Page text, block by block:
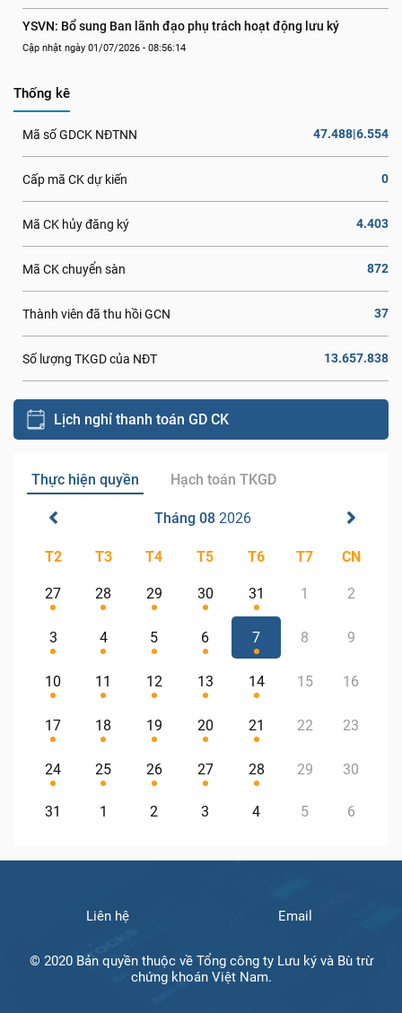
YSVN: Bổ sung Ban lãnh đạo phụ trách hoạt động lưu ký
Cập nhật ngày 01/07/2026 - 08:56:14
Thống kê
Mã số GDCK NĐTNN 47.488|6.554
Cấp mã CK dự kiến 0
Mã CK hủy đăng ký 4.403
Mã CK chuyển sàn 872
Thành viên đã thu hồi GCN 37
Số lượng TKGD của NĐT 13.657.838
Lịch nghỉ thanh toán GD CK
Thực hiện quyền Hạch toán TKGD
Tháng 08 2026
T2 T3 T4 T5 T6 T7 CN
27 28 29 30 31 1 2
3 4 5 6 7 8 9
10 11 12 13 14 15 16
17 18 19 20 21 22 23
24 25 26 27 28 29 30
31 1 2 3 4 5 6
Liên hệ Email
© 2020 Bản quyền thuộc về Tổng công ty Lưu ký và Bù trừ
chứng khoán Việt Nam.